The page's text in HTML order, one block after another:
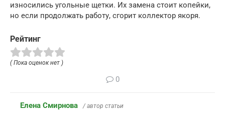
износились угольные щетки. Их замена стоит копейки,
но если продолжать работу, сгорит коллектор якоря.
Рейтинг
( Пока оценок нет )
0
Елена Смирнова / автор статьи